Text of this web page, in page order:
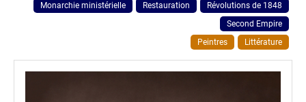
Monarchie ministérielle
Restauration
Révolutions de 1848
Second Empire
Peintres
Littérature